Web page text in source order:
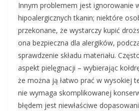
Innym problemem jest ignorowanie
hipoalergicznych tkanin; niektóre
przekonane, że wystarczy kupić
ona bezpieczna dla alergików,
sprawdzenie składu materiału.
aspekt pielęgnacji – wybierając
że można ją łatwo prać w wysokiej
nie wymaga skomplikowanej
błędem jest niewłaściwe